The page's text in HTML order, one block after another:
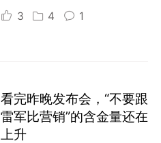
3 4 1
看完昨晚发布会，“不要跟
雷军比营销”的含金量还在
上升